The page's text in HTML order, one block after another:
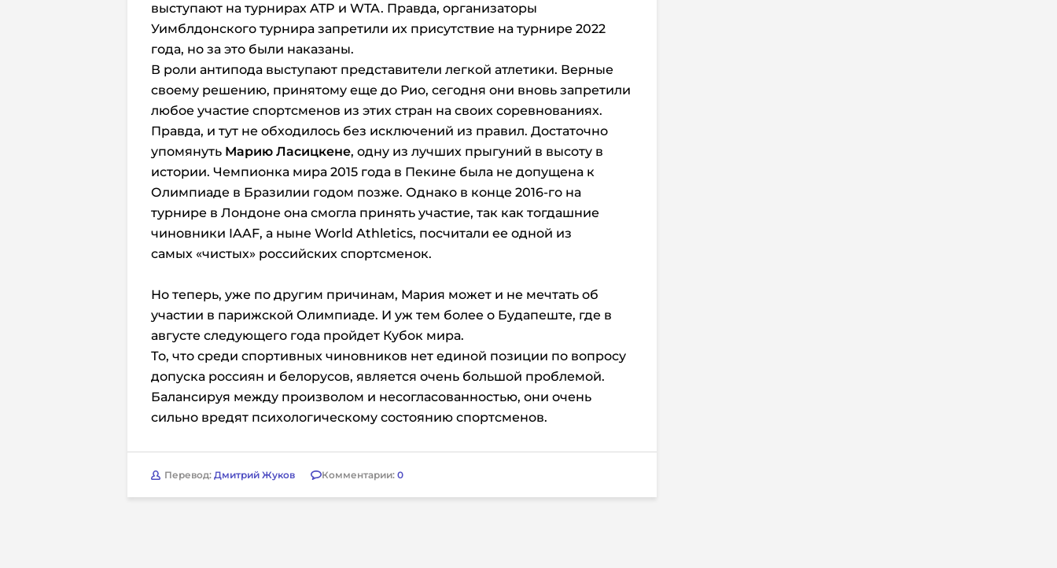
выступают на турнирах ATP и WTA. Правда, организаторы
Уимблдонского турнира запретили их присутствие на турнире 2022
года, но за это были наказаны.
В роли антипода выступают представители легкой атлетики. Верные
своему решению, принятому еще до Рио, сегодня они вновь запретили
любое участие спортсменов из этих стран на своих соревнованиях.
Правда, и тут не обходилось без исключений из правил. Достаточно
упомянуть Марию Ласицкене, одну из лучших прыгуний в высоту в
истории. Чемпионка мира 2015 года в Пекине была не допущена к
Олимпиаде в Бразилии годом позже. Однако в конце 2016-го на
турнире в Лондоне она смогла принять участие, так как тогдашние
чиновники IAAF, а ныне World Athletics, посчитали ее одной из
самых «чистых» российских спортсменок.
Но теперь, уже по другим причинам, Мария может и не мечтать об
участии в парижской Олимпиаде. И уж тем более о Будапеште, где в
августе следующего года пройдет Кубок мира.
То, что среди спортивных чиновников нет единой позиции по вопросу
допуска россиян и белорусов, является очень большой проблемой.
Балансируя между произволом и несогласованностью, они очень
сильно вредят психологическому состоянию спортсменов.
Перевод: Дмитрий Жуков Комментарии: 0